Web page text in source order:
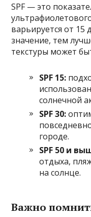
SPF — это
варьируется от
значение, тем
текстуры может
SPF 15:
солнечной
SPF 30:
городе.
SPF 50 и
отдыха,
на солнце.
Важно